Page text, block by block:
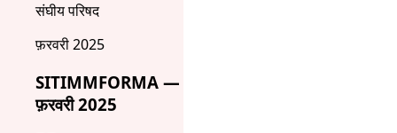
संघीय परिषद
फ़रवरी 2025
SITIMMFORMA —
फ़रवरी 2025